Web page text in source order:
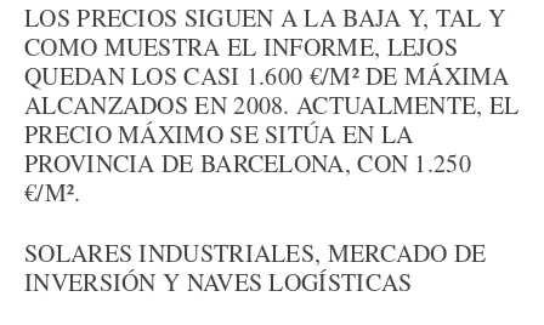
LOS PRECIOS SIGUEN A LA BAJA Y, TAL Y
COMO MUESTRA EL INFORME, LEJOS
QUEDAN LOS CASI 1.600 €/M² DE MÁXIMA
ALCANZADOS EN 2008. ACTUALMENTE, EL
PRECIO MÁXIMO SE SITÚA EN LA
PROVINCIA DE BARCELONA, CON 1.250
€/M².
SOLARES INDUSTRIALES, MERCADO DE
INVERSIÓN Y NAVES LOGÍSTICAS